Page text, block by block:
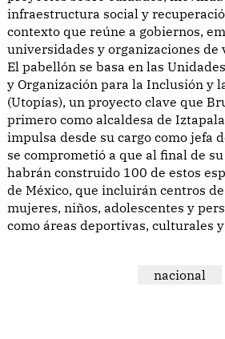
infraestructura social y
contexto que reúne a gobiernos,
universidades y organizaciones de
El pabellón se basa en las
y Organización para la Inclusión y
(Utopías), un proyecto clave que
primero como alcaldesa de
impulsa desde su cargo como jefa
se comprometió a que al final de
habrán construido 100 de estos
de México, que incluirán centros
mujeres, niños, adolescentes y
como áreas deportivas, culturales
nacional